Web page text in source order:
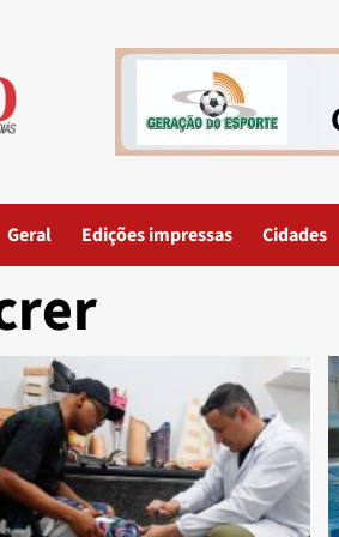
Geral Edições impressas Cidades